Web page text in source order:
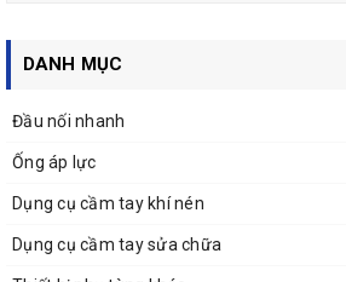
DANH MỤC
Đầu nối nhanh
Ống áp lực
Dụng cụ cầm tay khí nén
Dụng cụ cầm tay sửa chữa